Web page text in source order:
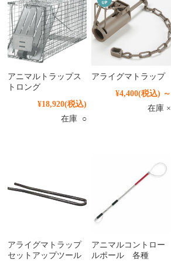
アニマルトラップス
トロング
¥18,920(税込)
在庫 ○
アライグマトラップ
¥4,400(税込) ～
在庫 ×
アライグマトラップ
セットアップツール
アニマルコントロー
ルポール 各種